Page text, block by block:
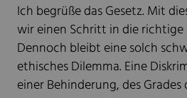
Ich begrüße das Gesetz. Mit
wir einen Schritt in die
Dennoch bleibt eine solch
ethisches Dilemma. Eine
einer Behinderung, des